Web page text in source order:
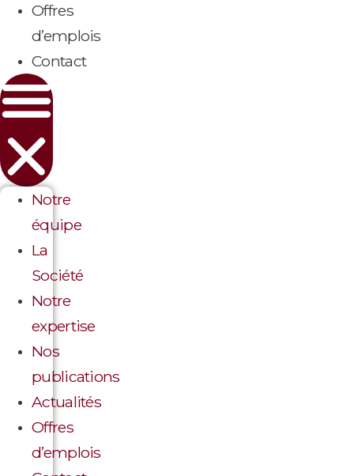
Offres
d’emplois
Contact
Notre
équipe
La
Société
Notre
expertise
Nos
publications
Actualités
Offres
d’emplois